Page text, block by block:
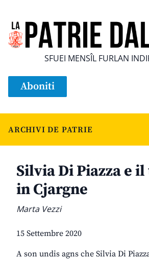
SFUEI MENSÎL FURLAN
Aboniti
ARCHIVI DE PATRIE
Silvia Di Piazza e
in Cjargne
Marta Vezzi
15 Settembre 2020
A son undis agns che Silvia Di